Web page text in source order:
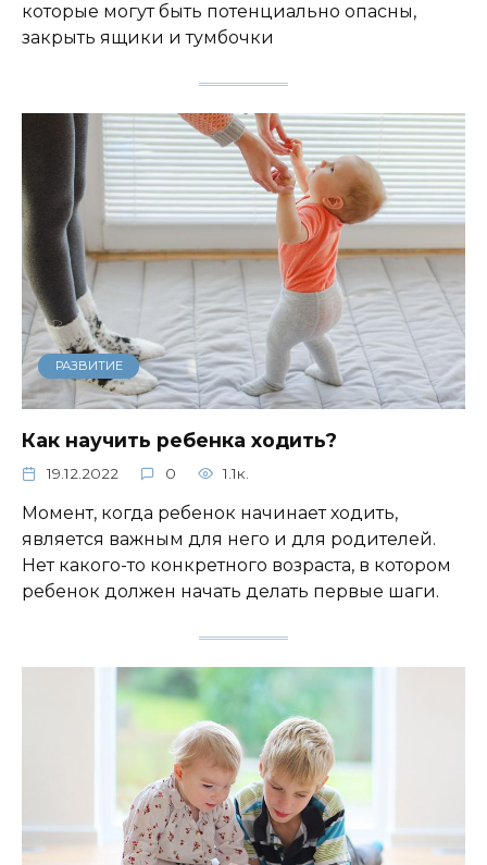
которые могут быть потенциально опасны,
закрыть ящики и тумбочки
РАЗВИТИЕ
Как научить ребенка ходить?
19.12.2022 0 1.1к.
Момент, когда ребенок начинает ходить,
является важным для него и для родителей.
Нет какого-то конкретного возраста, в котором
ребенок должен начать делать первые шаги.